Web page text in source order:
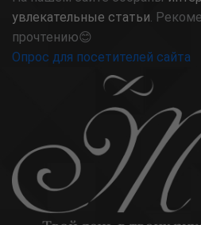
увлекательные статьи .
прочтению😊
Опрос для посетителей сайта